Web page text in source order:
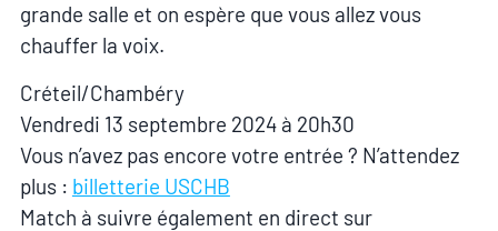
grande salle et on espère que vous allez vous
chauffer la voix.
Créteil/Chambéry
Vendredi 13 septembre 2024 à 20h30
Vous n’avez pas encore votre entrée ? N’attendez
plus : billetterie USCHB
Match à suivre également en direct sur